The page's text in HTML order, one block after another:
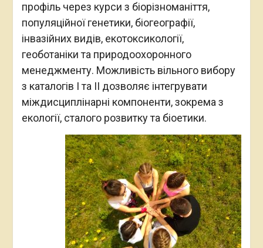
профіль через курси з біорізноманіття,
популяційної генетики, біогеографії,
інвазійних видів, екотоксикології,
геоботаніки та природоохоронного
менеджменту. Можливість вільного вибору
з каталогів І та ІІ дозволяє інтегрувати
міждисциплінарні компоненти, зокрема з
екології, сталого розвитку та біоетики.